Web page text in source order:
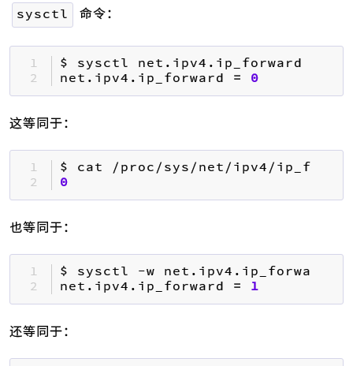
sysctl 命令：
1
2
net.ipv4.ip_forward = 0
这等同于：
1
2
0
也等同于：
1 $ sysctl -w net.ipv4.ip_forward
2
net.ipv4.ip_forward = 1
还等同于：